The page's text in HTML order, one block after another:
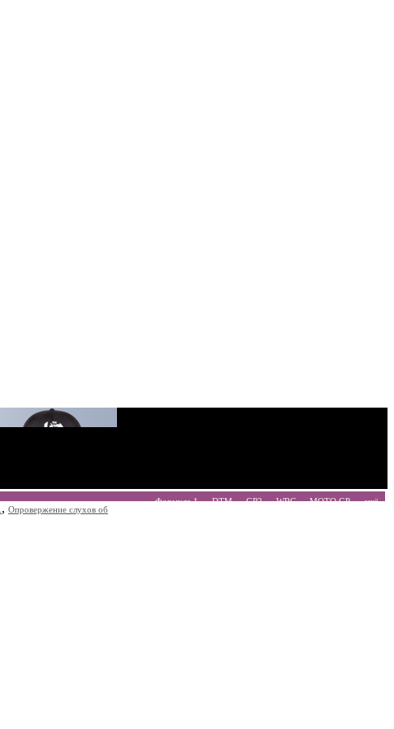
Формула 1 DTM GP2 WRC MOTO GP
ещё
, Опровержение слухов об